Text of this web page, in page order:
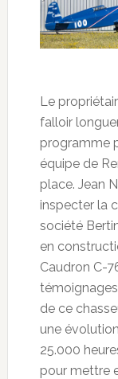
Le
falloir
programme
équipe de
place. Jean
inspecter la
société
en
Caudron C-
de ce
une
25.000
pour mettre